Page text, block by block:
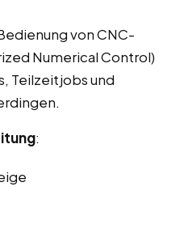
von CNC-
Numerical Control)
Teilzeitjobs und
: